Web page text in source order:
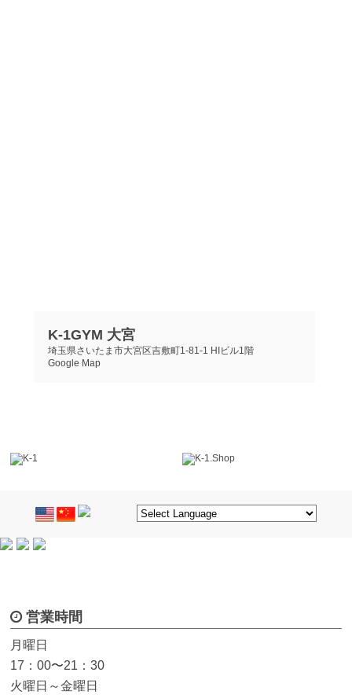
K-1GYM 大宮
埼玉県さいたま市大宮区吉敷町1-81-1 HIビル1階
Google Map
営業時間
月曜日
17：00〜21：30
火曜日～金曜日